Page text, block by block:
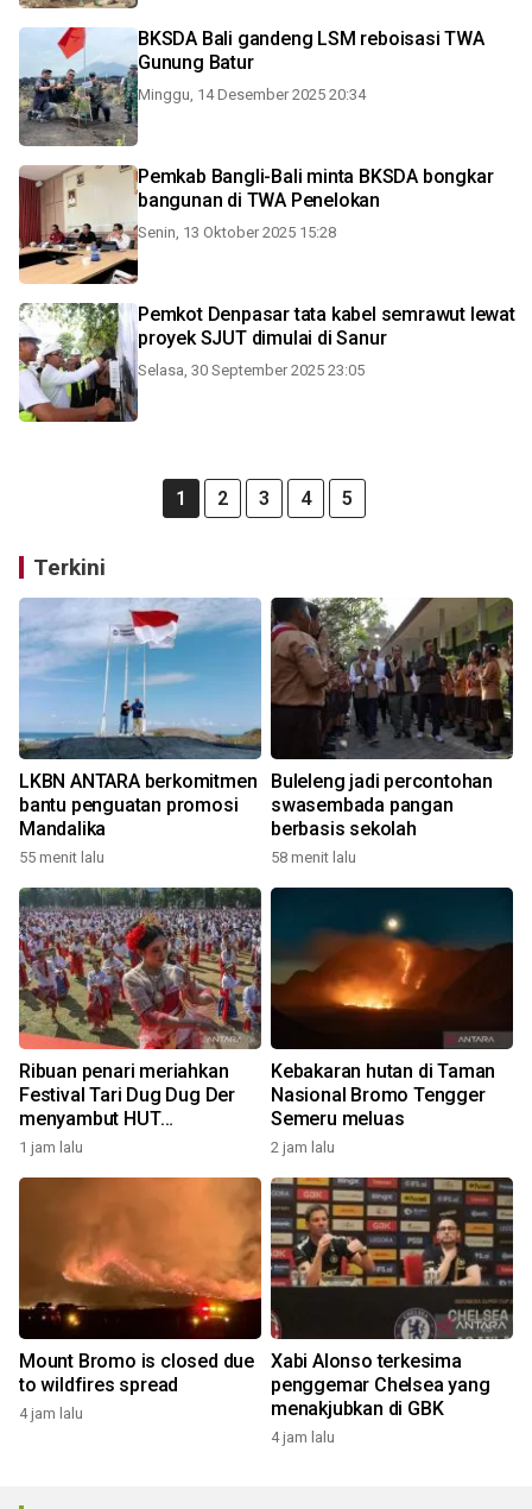
BKSDA Bali gandeng LSM reboisasi TWA
Gunung Batur
Minggu, 14 Desember 2025 20:34
Pemkab Bangli-Bali minta BKSDA bongkar
bangunan di TWA Penelokan
Senin, 13 Oktober 2025 15:28
Pemkot Denpasar tata kabel semrawut lewat
proyek SJUT dimulai di Sanur
Selasa, 30 September 2025 23:05
1 2 3 4 5
Terkini
LKBN ANTARA berkomitmen
bantu penguatan promosi
Mandalika
55 menit lalu
Buleleng jadi percontohan
swasembada pangan
berbasis sekolah
58 menit lalu
Ribuan penari meriahkan
Festival Tari Dug Dug Der
menyambut HUT
Kemerdekaan
1 jam lalu
Kebakaran hutan di Taman
Nasional Bromo Tengger
Semeru meluas
2 jam lalu
Mount Bromo is closed due
to wildfires spread
4 jam lalu
Xabi Alonso terkesima
penggemar Chelsea yang
menakjubkan di GBK
4 jam lalu